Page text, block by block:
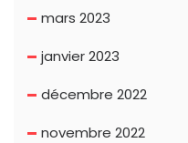
mars 2023
janvier 2023
décembre 2022
novembre 2022